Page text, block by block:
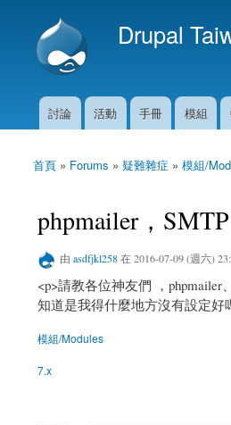
Drupal
主選單
討論 活動 手冊 模組
您在這裡
首頁 » Forums » 疑難雜症 » 模組/
phpmailer，
由 asdfjkl258在 2016-07-09 (週六)
<p>請教各位神友們 ，
知道是我得什麼地方沒有設定好
模組/Modules
7.x